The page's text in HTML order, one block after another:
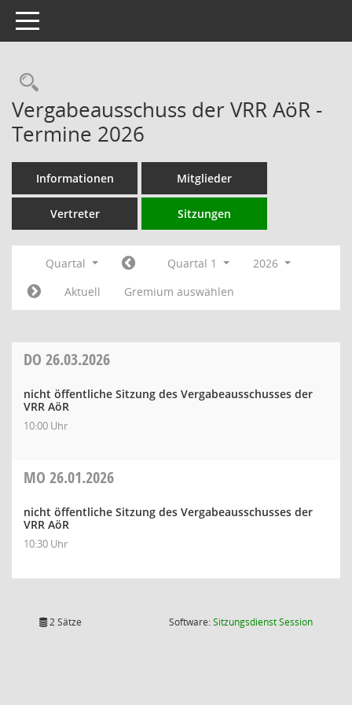
Toggle navigation
Rechercheauswahl
Vergabeausschuss der VRR AöR -
Termine 2026
Informationen Mitglieder
Vertreter Sitzungen
Quartal Quartal 1
2026
Aktuell
Gremium auswählen
DO 26.03.2026
nicht öffentliche Sitzung des Vergabeausschusses der
VRR AöR
10:00 Uhr
MO 26.01.2026
nicht öffentliche Sitzung des Vergabeausschusses der
VRR AöR
10:30 Uhr
2 Sätze Software:SitzungsdienstSession(Wird in